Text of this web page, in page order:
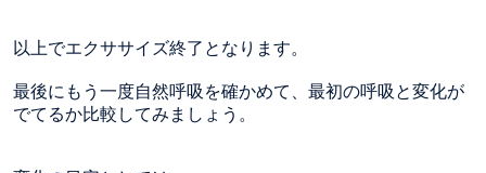
以上でエクササイズ終了となります。
最後にもう一度自然呼吸を確かめて、最初の呼吸と変化が
でてるか比較してみましょう。